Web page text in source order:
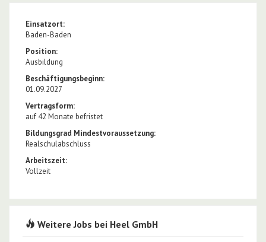
Einsatzort:
Baden-Baden
Position:
Ausbildung
Beschäftigungsbeginn:
01.09.2027
Vertragsform:
auf 42 Monate befristet
Bildungsgrad Mindestvoraussetzung:
Realschulabschluss
Arbeitszeit:
Vollzeit
Weitere Jobs bei Heel GmbH